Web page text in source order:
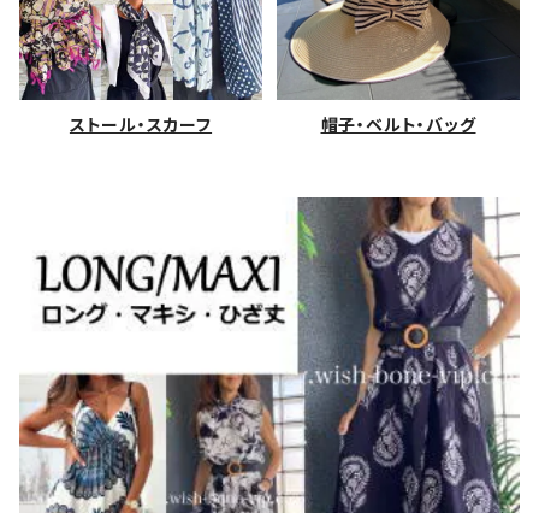
ストール・スカーフ 帽子・ベルト・バッグ